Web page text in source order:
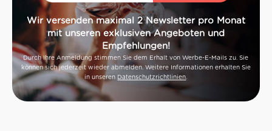
Wir versenden maximal 2 Newsletter pro Monat
mit unseren exklusiven Angeboten und
Empfehlungen!
Durch Ihre Anmeldung stimmen Sie dem Erhalt von Werbe-E-Mails zu. Sie
können sich jederzeit wieder abmelden. Weitere Informationen erhalten Sie
in unseren Datenschutzrichtlinien.